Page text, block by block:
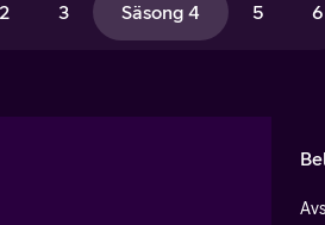
2 3 Säsong 4 5 6